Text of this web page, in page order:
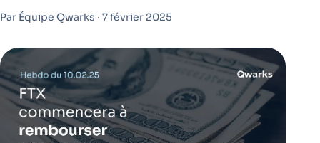
Par Équipe Qwarks · 7 février 2025